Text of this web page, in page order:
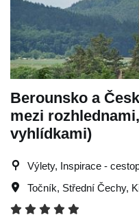
Berounsko a
mezi
vyhlídkami)
Výlety, Inspirace -
Točník, Střední Čechy,